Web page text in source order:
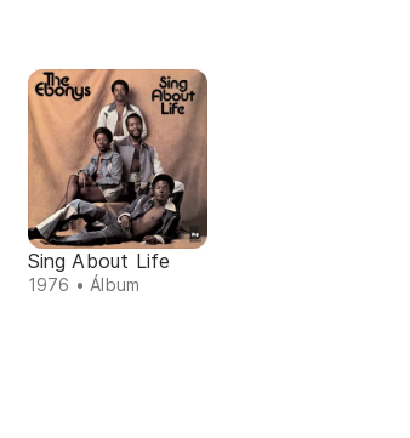
Sing About Life
1976 • Álbum